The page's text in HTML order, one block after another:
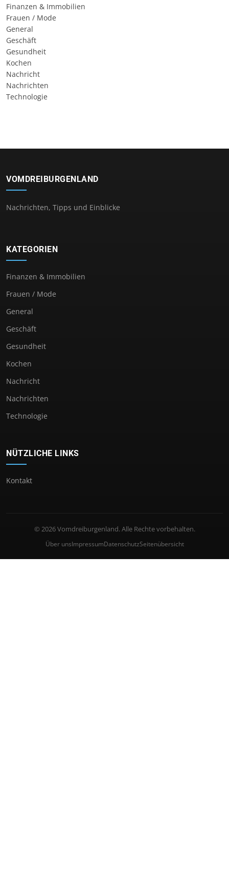
Finanzen & Immobilien
Frauen / Mode
General
Geschäft
Gesundheit
Kochen
Nachricht
Nachrichten
Technologie
VOMDREIBURGENLAND
Nachrichten, Tipps und Einblicke
KATEGORIEN
Finanzen & Immobilien
Frauen / Mode
General
Geschäft
Gesundheit
Kochen
Nachricht
Nachrichten
Technologie
NÜTZLICHE LINKS
Kontakt
© 2026 Vomdreiburgenland. Alle Rechte vorbehalten.
Über unsImpressumDatenschutzSeitenübersicht